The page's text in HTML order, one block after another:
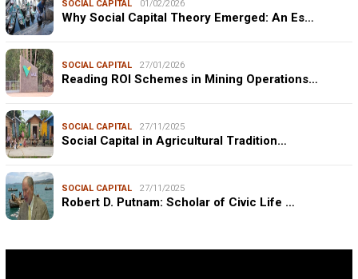
SOCIAL CAPITAL 01/02/2026
Why Social Capital Theory Emerged: An Es…
SOCIAL CAPITAL 27/01/2026
Reading ROI Schemes in Mining Operations…
SOCIAL CAPITAL 27/11/2025
Social Capital in Agricultural Tradition…
SOCIAL CAPITAL 27/11/2025
Robert D. Putnam: Scholar of Civic Life …